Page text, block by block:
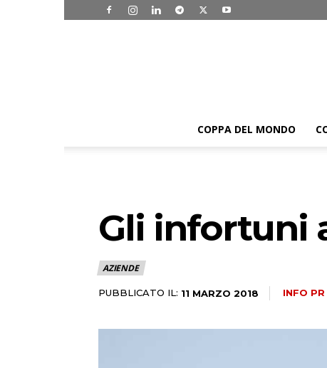
COPPA DEL MONDO
Gli infortuni
AZIENDE
PUBBLICATO IL: 11 MARZO 2018 INFO PR